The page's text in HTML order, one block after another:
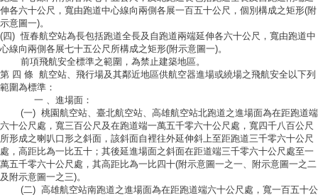
伸各六十公尺，寬由跑道中心線向兩側各展一百五十公尺，個別構成之矩形(附
示意圖一)。
(四) 恆春航空站為長包括跑道全長及自跑道兩端延伸各六十公尺，寬由跑道中
心線向兩側各展七十五公尺所構成之矩形(附示意圖一)。
前項飛航安全標準之範圍，為禁止建築地區。
第 四 條 航空站、飛行場及其鄰近地區供航空器進場或繞場之飛航安全以下列
範圍為標準：
一 、進場面：
(一) 桃園航空站、臺北航空站、高雄航空站北跑道之進場面為在距跑道端
六十公尺處，寬三百公尺及在跑道端一萬五千零六十公尺處，寬四千八百公尺
所形成之喇叭口形之斜面，該斜面自裡往外延伸斜上至距跑道三千零六十公尺
處，高距比為一比五十；其後延進場面之斜面在距道端三千零六十公尺處至一
萬五千零六十公尺處，其高距比為一比四十(附示意圖一之一、附示意圖一之二
及附示意圖一之三)。
(二) 高雄航空站南跑道之進場面為在距跑道端六十公尺處，寬一百五十公